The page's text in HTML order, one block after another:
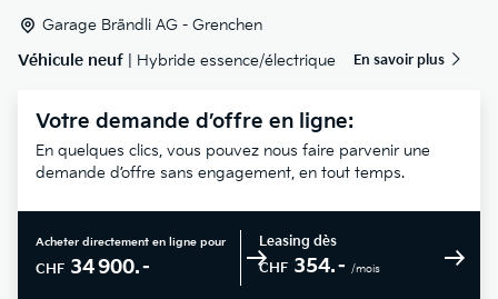
Garage Brändli AG - Grenchen
Véhicule neuf | Hybride essence/électrique En savoir plus
Votre demande d’offre en ligne:
En quelques clics, vous pouvez nous faire parvenir une
demande d’offre sans engagement, en tout temps.
Acheter directement en ligne pour
CHF 34 900.–
Leasing dès
CHF 354.– /mois